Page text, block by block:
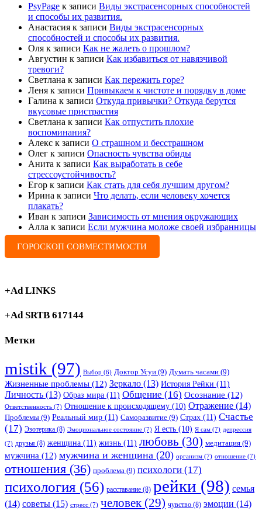
PsyPage к записи Виды экстрасенсорных способностей
и способы их развития.
Анастасия к записи Виды экстрасенсорных
способностей и способы их развития.
Оля к записи Как не жалеть о прошлом?
Августин к записи Как избавиться от навязчивой
тревоги?
Светлана к записи Как пережить горе?
Леня к записи Привыкаем к чистоте и порядку в доме
Галина к записи Откуда привычки? Откуда берутся
вкусовые пристрастия
Светлана к записи Как отпустить плохие
воспоминания?
Алекс к записи О страшном и бесстрашном
Олег к записи Опасность чувства обиды
Анита к записи Как выработать в себе
стрессоустойчивость?
Егор к записи Как стать для себя лучшим другом?
Ирина к записи Что делать, если человеку хочется
плакать?
Иван к записи Зависимость от мнения окружающих
Алла к записи Если мужчина моложе своей избранницы
ГОРОСКОП СОВМЕСТИМОСТИ
+Ad LINKS
+Ad SRTB 617144
Метки
mistik (97) Выбор (6) Доктор Усуи (9) Думать часами (9)
Жизненные проблемы (12) Зеркало (13) История Рейки (11)
Личность (13) Образ мира (11) Общение (16) Осознание (12)
Ответственность (7) Отношение к происходящему (10) Отражение (14)
Проблемы (9) Реальный мир (11) Саморазвитие (9) Страх (11) Счастье
(17) Эзотерика (8) Эмоциональное состояние (7) Я есть (10) Я сам (7) депрессия
(7) друзья (8) женщина (11) жизнь (11) любовь (30) медитация (9)
мужчина (12) мужчина и женщина (20) организм (7) отношение (7)
отношения (36) проблема (9) психологи (17)
психология (56) расставание (8) рейки (98) семья
(14) советы (15) стресс (7) человек(29) чувство (8) эмоции (14)